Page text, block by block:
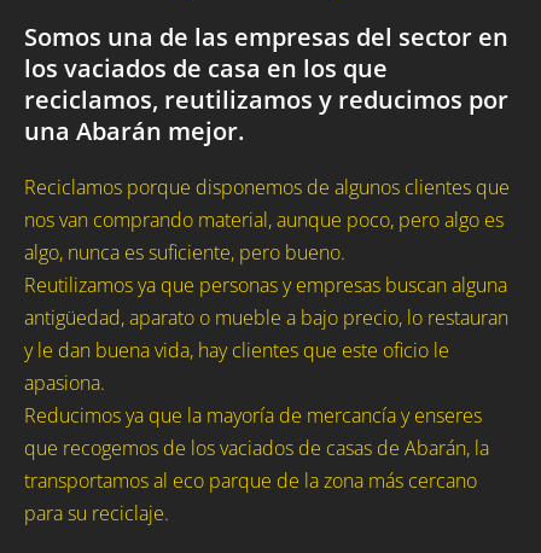
Somos una de las empresas del sector en
los vaciados de casa en los que
reciclamos, reutilizamos y reducimos por
una Abarán mejor.
Reciclamos porque disponemos de algunos clientes que
nos van comprando material, aunque poco, pero algo es
algo, nunca es suficiente, pero bueno.
Reutilizamos ya que personas y empresas buscan alguna
antigüedad, aparato o mueble a bajo precio, lo restauran
y le dan buena vida, hay clientes que este oficio le
apasiona.
Reducimos ya que la mayoría de mercancía y enseres
que recogemos de los vaciados de casas de Abarán, la
transportamos al eco parque de la zona más cercano
para su reciclaje.